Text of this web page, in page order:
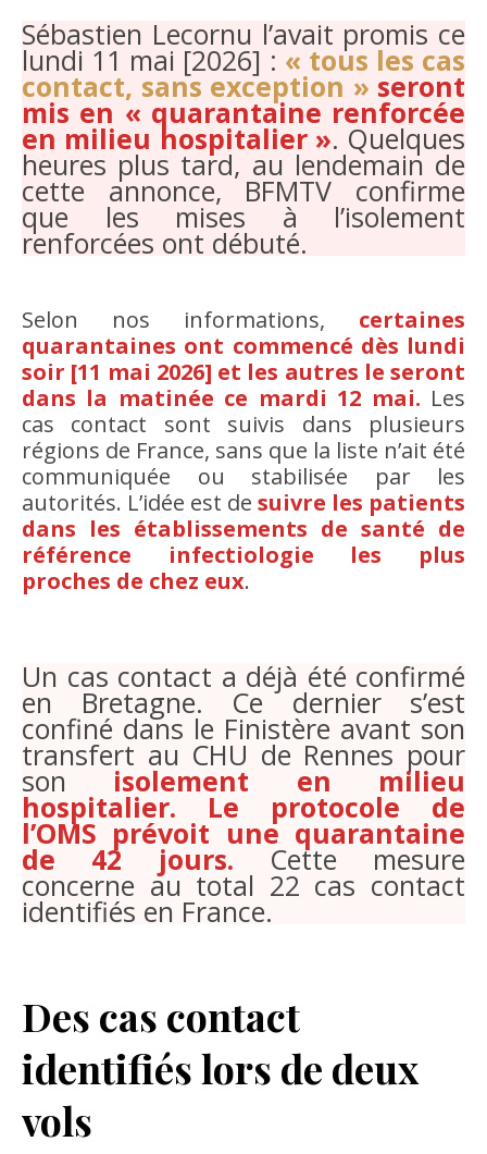
Sébastien Lecornu l’avait promis ce
lundi 11 mai [2026] : « tous les cas
contact, sans exception » seront
mis en « quarantaine renforcée
en milieu hospitalier ». Quelques
heures plus tard, au lendemain de
cette annonce, BFMTV confirme
que les mises à l’isolement
renforcées ont débuté.
Selon nos informations, certaines
quarantaines ont commencé dès lundi
soir [11 mai 2026] et les autres le seront
dans la matinée ce mardi 12 mai. Les
cas contact sont suivis dans plusieurs
régions de France, sans que la liste n’ait été
communiquée ou stabilisée par les
autorités. L’idée est de suivre les patients
dans les établissements de santé de
référence infectiologie les plus
proches de chez eux.
Un cas contact a déjà été confirmé
en Bretagne. Ce dernier s’est
confiné dans le Finistère avant son
transfert au CHU de Rennes pour
son isolement en milieu
hospitalier. Le protocole de
l’OMS prévoit une quarantaine
de 42 jours. Cette mesure
concerne au total 22 cas contact
identifiés en France.
Des cas contact
identifiés lors de deux
vols